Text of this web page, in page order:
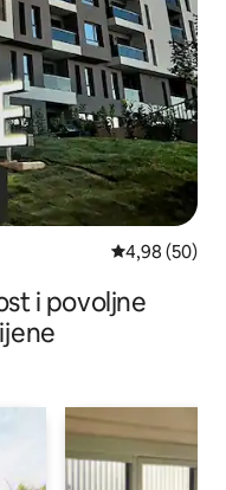
Prosječna
4,98 (50)
i povoljne